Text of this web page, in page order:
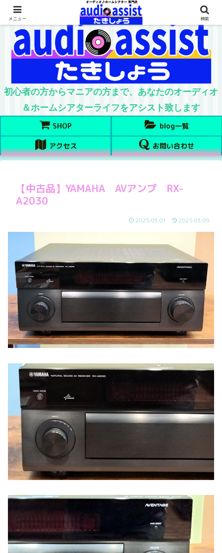
初心者の方からマニアの方まで、あなたのオーディオ
＆ホームシアターライフをアシスト致します
SHOP blog一覧
アクセス お問い合わせ
【中古品】YAMAHA AVアンプ RX-
A2030
2025.03.01 2025.03.09
メニュー 検索